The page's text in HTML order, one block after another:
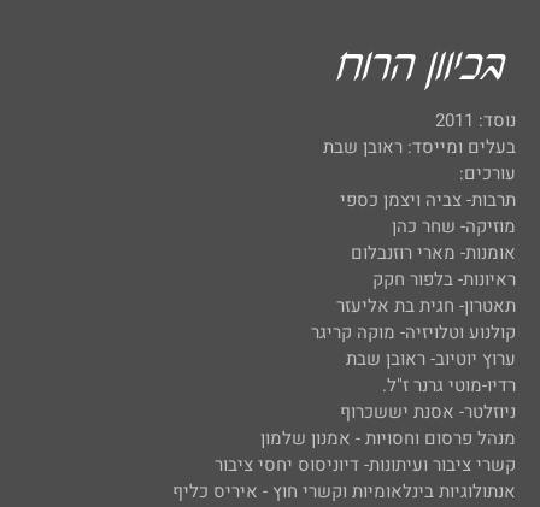
נוסד: 2011
בעלים ומייסד: ראובן שבת
עורכים:
תרבות- צביה ויצמן כספי
מוזיקה- שחר כהן
אומנות- מארי רוזנבלום
ראיונות- בלפור חקק
תאטרון- חגית בת אליעזר
קולנוע וטלויזיה- מוקה קריגר
ערוץ יוטיוב- ראובן שבת
רדיו-מוטי גרנר ז"ל.
ניוזלטר- אסנת יששכרוף
מנהל פרסום וחסויות - אמנון שלמון
קשרי ציבור ועיתונות- דיוניסוס יחסי ציבור
אנתולוגיות בינלאומיות וקשרי חוץ - איריס כליף